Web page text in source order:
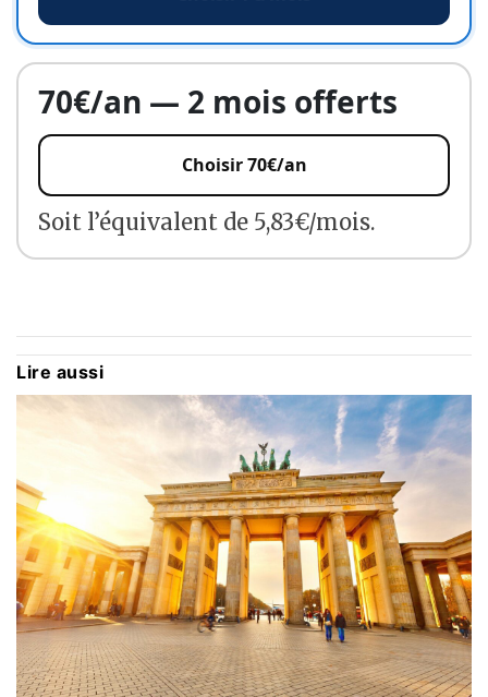
70€/an — 2 mois offerts
Choisir 70€/an
Soit l’équivalent de 5,83€/mois.
Lire aussi